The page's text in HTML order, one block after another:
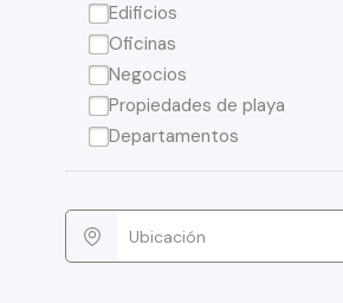
Edificios
Oficinas
Negocios
Propiedades de playa
Departamentos